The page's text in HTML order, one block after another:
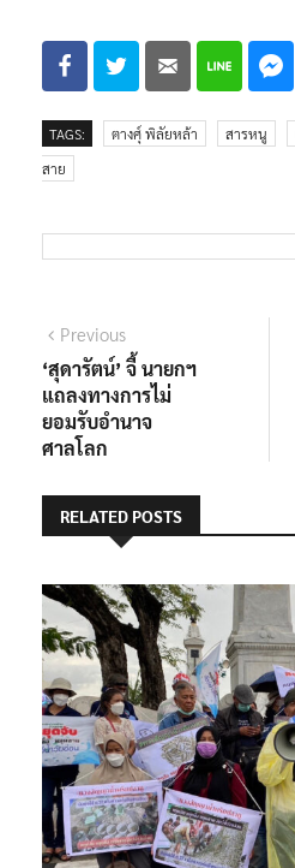
TAGS: ตางศุ์ พิลัยหล้า สารหนู
สาย
แนะแนว
เรื่อง
Previous
post:
‘สุดารัตน์’ จี้ นายกฯ
แถลงทางการไม่
ยอมรับอำนาจ
ศาลโลก
RELATED POSTS